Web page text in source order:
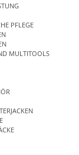
PFLEGE
MULTITOOLS